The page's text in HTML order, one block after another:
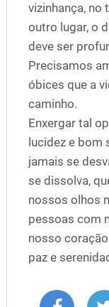
vizinhança, no
outro lugar, o
deve ser
Precisamos
óbices que a
caminho.
Enxergar tal
lucidez e bom
jamais se
se dissolva,
nossos olhos
pessoas com
nosso
paz e